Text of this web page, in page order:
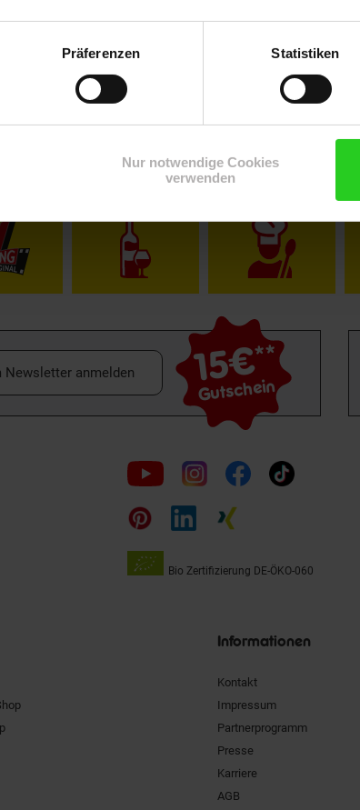
Präferenzen Statistiken
Nur notwendige Cookies
verwenden
Rezeptwelt
15€**
Gutschein
Newsletter anmelden
Folge
uns
auf
Bio Zertifizierung DE-ÖKO-060
Informationen
Kontakt
Impressum
Partnerprogramm
Presse
Karriere
AGB